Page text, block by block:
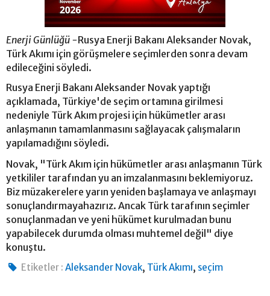
Enerji Günlüğü -Rusya Enerji Bakanı Aleksander Novak,
Türk Akımı için görüşmelere seçimlerden sonra devam
edileceğini söyledi.
Rusya Enerji Bakanı Aleksander Novak yaptığı
açıklamada, Türkiye'de seçim ortamına girilmesi
nedeniyle Türk Akım projesi için hükümetler arası
anlaşmanın tamamlanmasını sağlayacak çalışmaların
yapılamadığını söyledi.
Novak, "Türk Akım için hükümetler arası anlaşmanın Türk
yetkililer tarafından yu an imzalanmasını beklemiyoruz.
Biz müzakerelere yarın yeniden başlamaya ve anlaşmayı
sonuçlandırmayahazırız. Ancak Türk tarafının seçimler
sonuçlanmadan ve yeni hükümet kurulmadan bunu
yapabilecek durumda olması muhtemel değil" diye
konuştu.
Etiketler : Aleksander Novak, Türk Akımı, seçim